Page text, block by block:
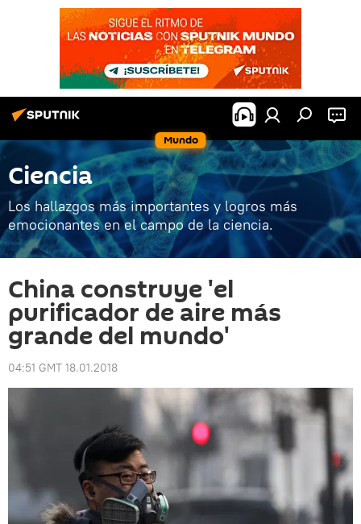
Mundo
Ciencia
Los hallazgos más importantes y logros más
emocionantes en el campo de la ciencia.
China construye 'el
purificador de aire más
grande del mundo'
04:51 GMT 18.01.2018